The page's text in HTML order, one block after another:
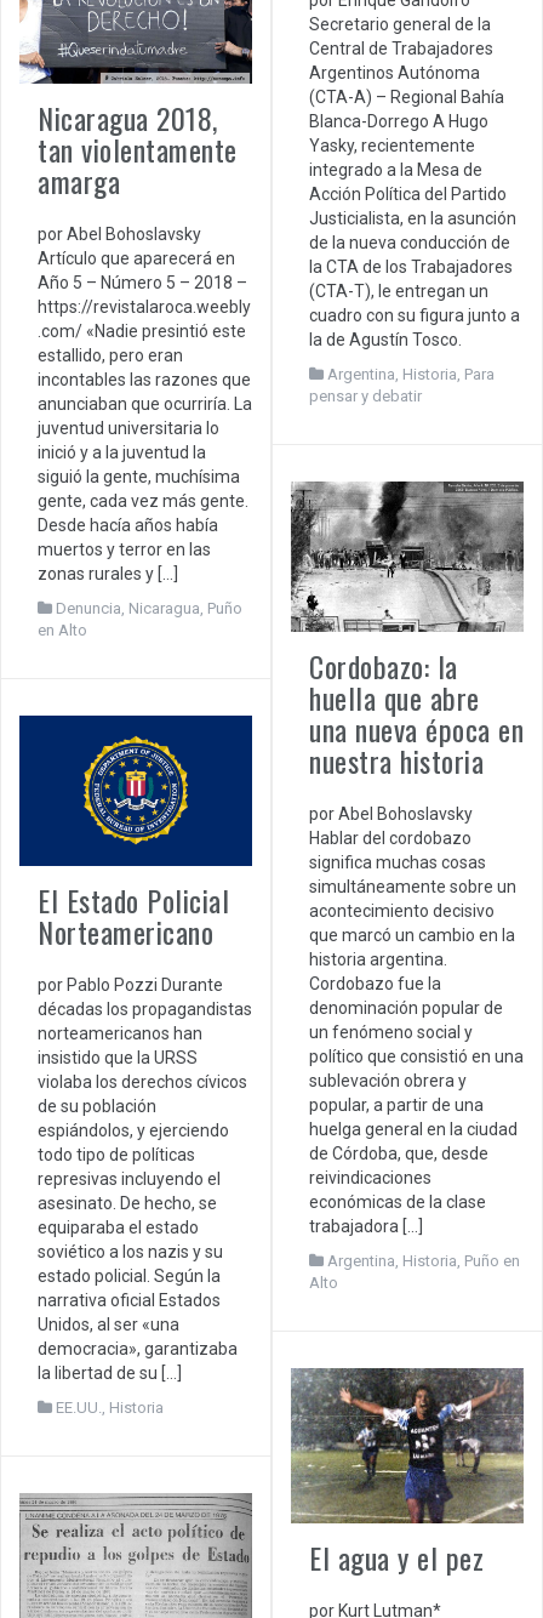
Secretario general de la
Central de Trabajadores
Argentinos Autónoma
(CTA-A) – Regional Bahía
Blanca-Dorrego A Hugo
Yasky, recientemente
integrado a la Mesa de
Acción Política del Partido
Justicialista, en la asunción
de la nueva conducción de
la CTA de los Trabajadores
(CTA-T), le entregan un
cuadro con su figura junto a
la de Agustín Tosco.
Argentina, Historia, Para
pensar y debatir
Nicaragua 2018,
tan violentamente
amarga
por Abel Bohoslavsky
Artículo que aparecerá en
Año 5 – Número 5 – 2018 –
https://revistalaroca.weebly
.com/ «Nadie presintió este
estallido, pero eran
incontables las razones que
anunciaban que ocurriría. La
juventud universitaria lo
inició y a la juventud la
siguió la gente, muchísima
gente, cada vez más gente.
Desde hacía años había
muertos y terror en las
zonas rurales y […]
Denuncia, Nicaragua, Puño
en Alto
Cordobazo: la
huella que abre
una nueva época en
nuestra historia
por Abel Bohoslavsky
Hablar del cordobazo
significa muchas cosas
simultáneamente sobre un
acontecimiento decisivo
que marcó un cambio en la
historia argentina.
Cordobazo fue la
denominación popular de
un fenómeno social y
político que consistió en una
sublevación obrera y
popular, a partir de una
huelga general en la ciudad
de Córdoba, que, desde
reivindicaciones
económicas de la clase
trabajadora […]
Argentina Historia Puño en
Alto
El Estado Policial
Norteamericano
por Pablo Pozzi Durante
décadas los propagandistas
norteamericanos han
insistido que la URSS
violaba los derechos cívicos
de su población
espiándolos, y ejerciendo
todo tipo de políticas
represivas incluyendo el
asesinato. De hecho, se
equiparaba el estado
soviético a los nazis y su
estado policial. Según la
narrativa oficial Estados
Unidos, al ser «una
democracia», garantizaba
la libertad de su […]
EE.UU. Historia
El agua y el pez
por Kurt Lutman*